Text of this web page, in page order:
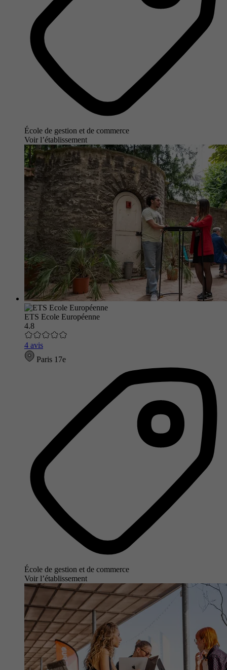
École de gestion et de commerce
Voir l’établissement
ETS Ecole Européenne
4.8
4 avis
Paris 17e
École de gestion et de commerce
Voir l’établissement